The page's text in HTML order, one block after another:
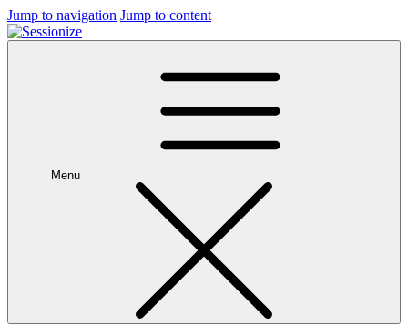
Jump to navigation Jump to content
Menu